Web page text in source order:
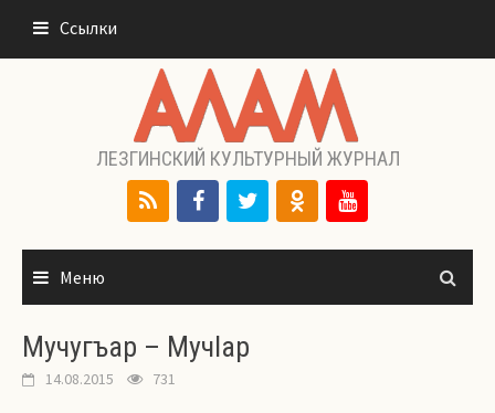
содержимому
Ссылки
ЛЕЗГИНСКИЙ КУЛЬТУРНЫЙ ЖУРНАЛ
Меню
Мучугъар – МучIар
14.08.2015 731